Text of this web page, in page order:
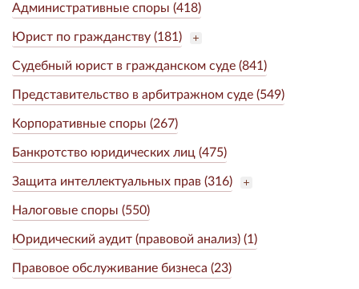
Административные споры (418)
Юрист по гражданству (181)
Судебный юрист в гражданском суде (841)
Представительство в арбитражном суде (549)
Корпоративные споры (267)
Банкротство юридических лиц (475)
Защита интеллектуальных прав (316)
Налоговые споры (550)
Юридический аудит (правовой анализ) (1)
Правовое обслуживание бизнеса (23)